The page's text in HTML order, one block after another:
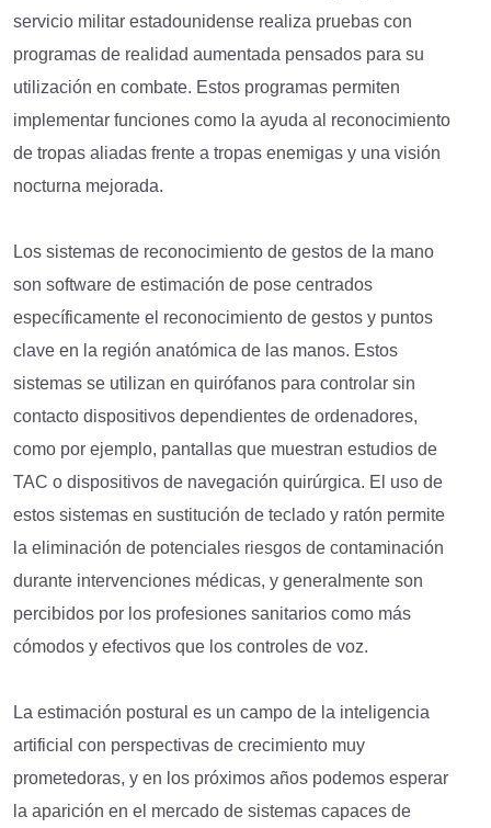
servicio militar estadounidense realiza pruebas con
programas de realidad aumentada pensados para su
utilización en combate. Estos programas permiten
implementar funciones como la ayuda al reconocimiento
de tropas aliadas frente a tropas enemigas y una visión
nocturna mejorada.
Los sistemas de reconocimiento de gestos de la mano
son software de estimación de pose centrados
específicamente el reconocimiento de gestos y puntos
clave en la región anatómica de las manos. Estos
sistemas se utilizan en quirófanos para controlar sin
contacto dispositivos dependientes de ordenadores,
como por ejemplo, pantallas que muestran estudios de
TAC o dispositivos de navegación quirúrgica. El uso de
estos sistemas en sustitución de teclado y ratón permite
la eliminación de potenciales riesgos de contaminación
durante intervenciones médicas, y generalmente son
percibidos por los profesiones sanitarios como más
cómodos y efectivos que los controles de voz.
La estimación postural es un campo de la inteligencia
artificial con perspectivas de crecimiento muy
prometedoras, y en los próximos años podemos esperar
la aparición en el mercado de sistemas capaces de